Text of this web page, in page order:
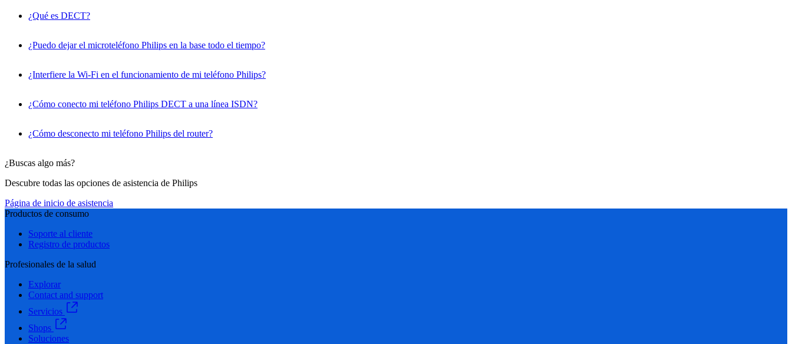
¿Qué es DECT?
¿Puedo dejar el microteléfono Philips en la base todo el tiempo?
¿Interfiere la Wi-Fi en el funcionamiento de mi teléfono Philips?
¿Cómo conecto mi teléfono Philips DECT a una línea ISDN?
¿Cómo desconecto mi teléfono Philips del router?
¿Buscas algo más?
Descubre todas las opciones de asistencia de Philips
Página de inicio de asistencia
Productos de consumo
Soporte al cliente
Registro de productos
Profesionales de la salud
Explorar
Contact and support
Servicios
Shops
Soluciones